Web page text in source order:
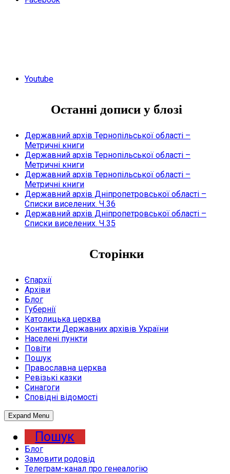
Youtube
Останні дописи у блозі
Державний архів Тернопільської області –
Метричні книги
Державний архів Тернопільської області –
Метричні книги
Державний архів Тернопільської області –
Метричні книги
Державний архів Дніпропетровської області –
Списки виселених. Ч.36
Державний архів Дніпропетровської області –
Списки виселених. Ч.35
Сторінки
Єпархії
Архіви
Блог
Губернії
Католицька церква
Контакти Державних архівів України
Населені пункти
Повіти
Пошук
Православна церква
Ревізькі казки
Синагоги
Сповідні відомості
Expand Menu
Пошук
Блог
Замовити родовід
Телеграм-канал про генеалогію